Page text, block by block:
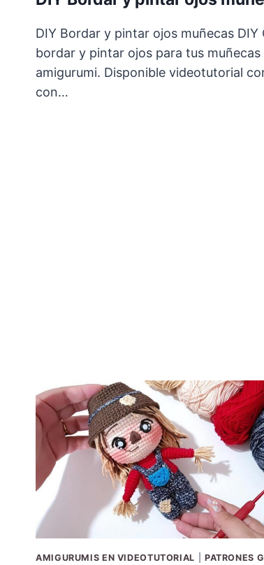
DIY Bordar y pintar ojos muñecas DIY
bordar y pintar ojos para tus muñecas
amigurumi. Disponible videotutorial
con…
AMIGURUMIS EN VIDEOTUTORIAL
PATRONES